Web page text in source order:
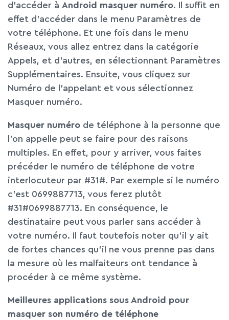
d’accéder à Android masquer numéro. Il suffit en
effet d’accéder dans le menu Paramètres de
votre téléphone. Et une fois dans le menu
Réseaux, vous allez entrez dans la catégorie
Appels, et d’autres, en sélectionnant Paramètres
Supplémentaires. Ensuite, vous cliquez sur
Numéro de l’appelant et vous sélectionnez
Masquer numéro.
Masquer numéro de téléphone à la personne que
l’on appelle peut se faire pour des raisons
multiples. En effet, pour y arriver, vous faites
précéder le numéro de téléphone de votre
interlocuteur par #31#. Par exemple si le numéro
c’est 0699887713, vous ferez plutôt
#31#0699887713. En conséquence, le
destinataire peut vous parler sans accéder à
votre numéro. Il faut toutefois noter qu’il y ait
de fortes chances qu’il ne vous prenne pas dans
la mesure où les malfaiteurs ont tendance à
procéder à ce même système.
Meilleures applications sous Android pour
masquer son numéro de téléphone